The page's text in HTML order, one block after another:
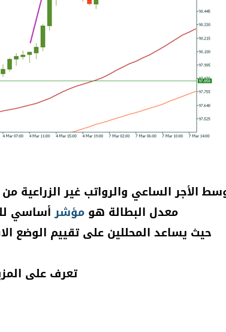
الأجر الساعي والرواتب غير الزراعية
معدل البطالة هومؤشرأساسي
حيث يساعد المحللين على تقييم الوضع
تعرف على